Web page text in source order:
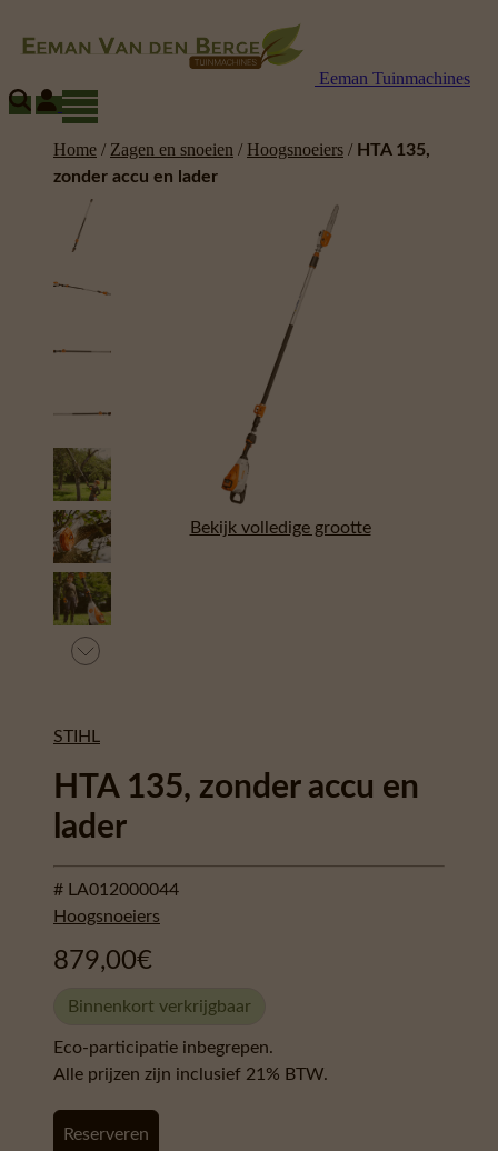
Eeman Tuinmachines
Home / Zagen en snoeien / Hoogsnoeiers / HTA 135,
zonder accu en lader
Bekijk volledige grootte
STIHL
HTA 135, zonder accu en
lader
# LA012000044
Hoogsnoeiers
879,00€
Binnenkort verkrijgbaar
Eco-participatie inbegrepen.
Alle prijzen zijn inclusief 21% BTW.
Reserveren